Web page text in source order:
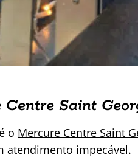
Saint
o Mercure Centre Saint
atendimento impecável.